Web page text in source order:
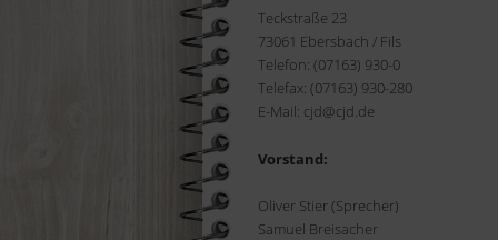
Teckstraße 23
73061 Ebersbach / Fils
Telefon: (07163) 930-0
Telefax: (07163) 930-280
E-Mail: cjd@cjd.de
Vorstand:
Oliver Stier (Sprecher)
Samuel Breisacher